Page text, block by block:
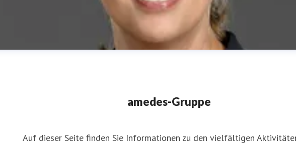
amedes-Gruppe
Auf dieser Seite finden Sie Informationen zu den vielfältigen